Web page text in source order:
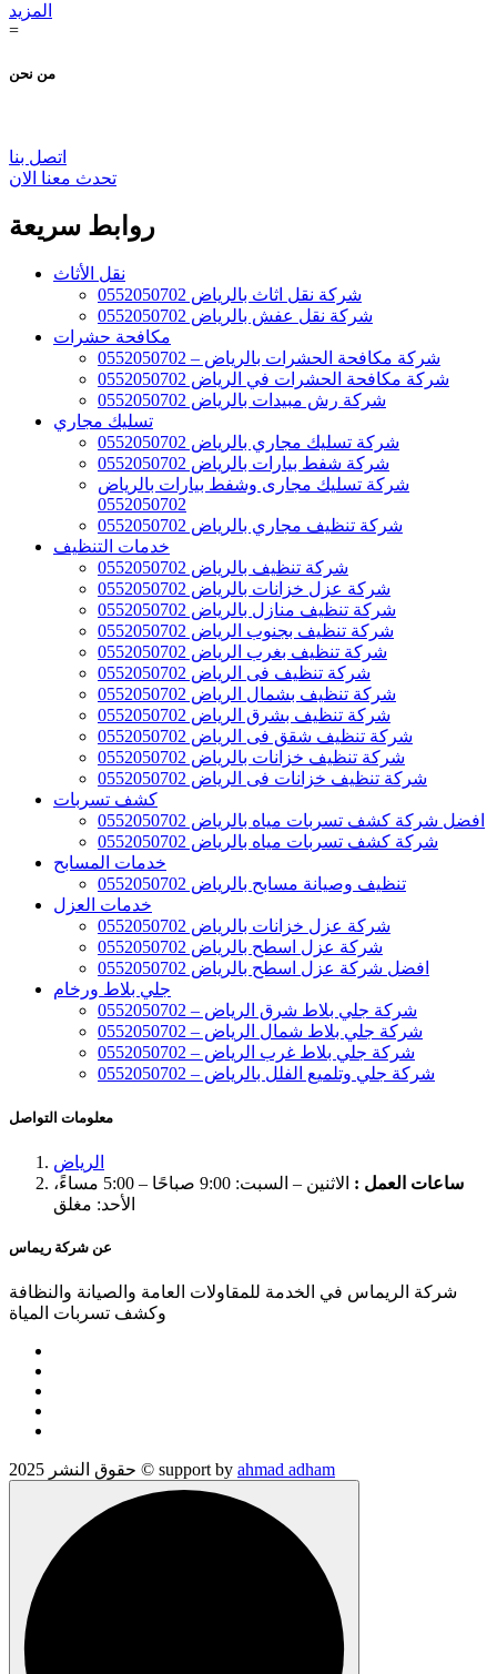
المزيد
=
من نحن
اتصل بنا
تحدث معنا الان
روابط سريعة
نقل الأثاث
شركة نقل اثاث بالرياض 0552050702
شركة نقل عفش بالرياض 0552050702
مكافحة حشرات
شركة مكافحة الحشرات بالرياض – 0552050702
شركة مكافحة الحشرات في الرياض 0552050702
شركة رش مبيدات بالرياض 0552050702
تسليك مجاري
شركة تسليك مجاري بالرياض 0552050702
شركة شفط بيارات بالرياض 0552050702
شركة تسليك مجارى وشفط بيارات بالرياض
0552050702
شركة تنظيف مجاري بالرياض 0552050702
خدمات التنظيف
شركة تنظيف بالرياض 0552050702
شركة عزل خزانات بالرياض 0552050702
شركة تنظيف منازل بالرياض 0552050702
شركة تنظيف بجنوب الرياض 0552050702
شركة تنظيف بغرب الرياض 0552050702
شركة تنظيف فى الرياض 0552050702
شركة تنظيف بشمال الرياض 0552050702
شركة تنظيف بشرق الرياض 0552050702
شركة تنظيف شقق فى الرياض 0552050702
شركة تنظيف خزانات بالرياض 0552050702
شركة تنظيف خزانات فى الرياض 0552050702
كشف تسربات
افضل شركة كشف تسربات مياه بالرياض 0552050702
شركة كشف تسربات مياه بالرياض 0552050702
خدمات المسابح
تنظيف وصيانة مسابح بالرياض 0552050702
خدمات العزل
شركة عزل خزانات بالرياض 0552050702
شركة عزل اسطح بالرياض 0552050702
افضل شركة عزل اسطح بالرياض 0552050702
جلي بلاط ورخام
شركة جلي بلاط شرق الرياض – 0552050702
شركة جلي بلاط شمال الرياض – 0552050702
شركة جلي بلاط غرب الرياض – 0552050702
شركة جلي وتلميع الفلل بالرياض – 0552050702
معلومات التواصل
الرياض
ساعات العمل :
الاثنين – السبت: 9:00 صباحًا – 5:00 مساءً،
الأحد: مغلق
عن شركة ريماس
شركة الريماس في الخدمة للمقاولات العامة والصيانة والنظافة
وكشف تسربات المياة
حقوق النشر 2025 © support by ahmad adham